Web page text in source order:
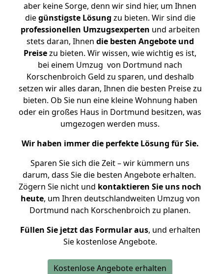
aber keine Sorge, denn wir sind hier, um Ihnen
diegünstigste Lösung zu bieten. Wir sind die
professionellen Umzugsexperten und arbeiten
stets daran, Ihnen die besten Angebote und
Preisezu bieten. Wir wissen, wie wichtig es ist,
bei einem Umzug von Dortmund nach
Korschenbroich Geld zu sparen, und deshalb
setzen wir alles daran, Ihnen die besten Preise zu
bieten. Ob Sie nun eine kleine Wohnung haben
oder ein großes Haus in Dortmund besitzen, was
umgezogen werden muss.
Wir haben immer die perfekte Lösung für Sie.
Sparen Sie sich die Zeit – wir kümmern uns
darum, dass Sie die besten Angebote erhalten.
Zögern Sie nicht und kontaktieren Sie uns noch
heute, um Ihren deutschlandweiten Umzug von
Dortmund nach Korschenbroich zu planen.
Füllen Sie jetzt das Formular aus, und erhalten
Sie kostenlose Angebote.
Kostenlose Angebote erhalten